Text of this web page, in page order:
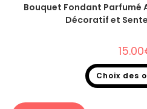
Bouquet Fondant Parfumé
Décoratif et
15.00
Choix des